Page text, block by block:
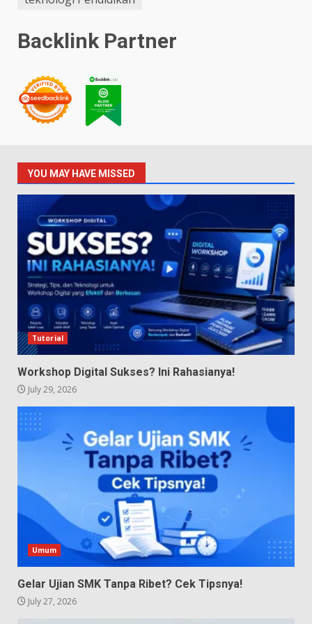
Backlink Partner
YOU MAY HAVE MISSED
Tutorial
Workshop Digital Sukses? Ini Rahasianya!
July 29, 2026
Umum
Gelar Ujian SMK Tanpa Ribet? Cek Tipsnya!
July 27, 2026